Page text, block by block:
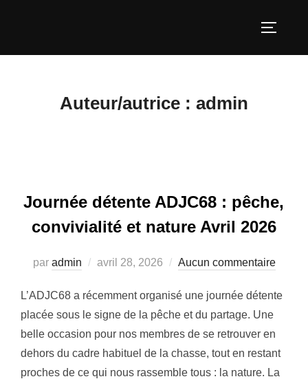
Auteur/autrice : admin
Journée détente ADJC68 : pêche,
convivialité et nature Avril 2026
par admin
Publié
avril 28, 2026 Aucun commentaire
L’ADJC68 a récemment organisé une journée détente
placée sous le signe de la pêche et du partage. Une
belle occasion pour nos membres de se retrouver en
dehors du cadre habituel de la chasse, tout en restant
proches de ce qui nous rassemble tous : la nature. La